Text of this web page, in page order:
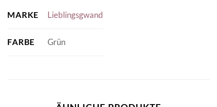
MARKE Lieblingsgwand
FARBE Grün